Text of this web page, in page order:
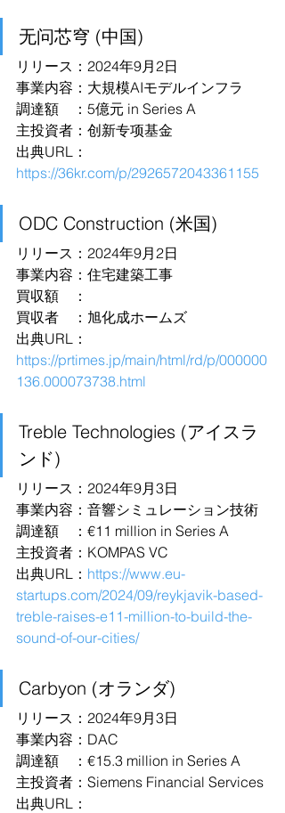
无问芯穹 (中国)
リリース：2024年9月2日
事業内容：大規模AIモデルインフラ
調達額　：5億元 in Series A
主投資者：创新专项基金
出典URL：
https://36kr.com/p/2926572043361155
ODC Construction (米国)
リリース：2024年9月2日
事業内容：住宅建築工事
買収額　：
買収者　：旭化成ホームズ
出典URL：
https://prtimes.jp/main/html/rd/p/000000
136.000073738.html
Treble Technologies (アイスラ
ンド)
リリース：2024年9月3日
事業内容：音響シミュレーション技術
調達額　：€11 million in Series A
主投資者：KOMPAS VC
出典URL： https://www.eu-
startups.com/2024/09/reykjavik-based-
treble-raises-e11-million-to-build-the-
sound-of-our-cities/
Carbyon (オランダ)
リリース：2024年9月3日
事業内容：DAC
調達額　：€15.3 million in Series A
主投資者：Siemens Financial Services
出典URL：